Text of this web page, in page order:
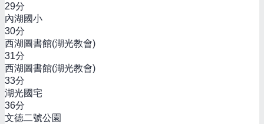
29分
內湖國小
30分
西湖圖書館(湖光教會)
31分
西湖圖書館(湖光教會)
33分
湖光國宅
36分
文德二號公園